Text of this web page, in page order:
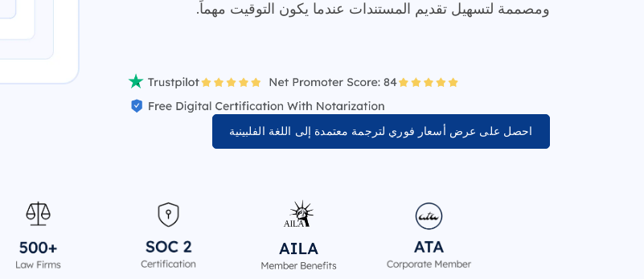
ومصممة لتسهيل تقديم المستندات عندما يكون التوقيت مهماً.
احصل على عرض أسعار فوري لترجمة معتمدة إلى اللغة الفلبينية